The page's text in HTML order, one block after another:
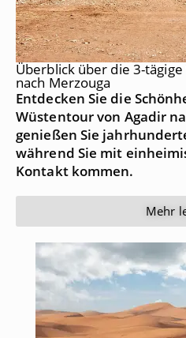
Überblick über die 3-
nach Merzouga
Entdecken Sie die
Wüstentour von Agadir
genießen Sie
während Sie mit
Kontakt kommen.
Mehr